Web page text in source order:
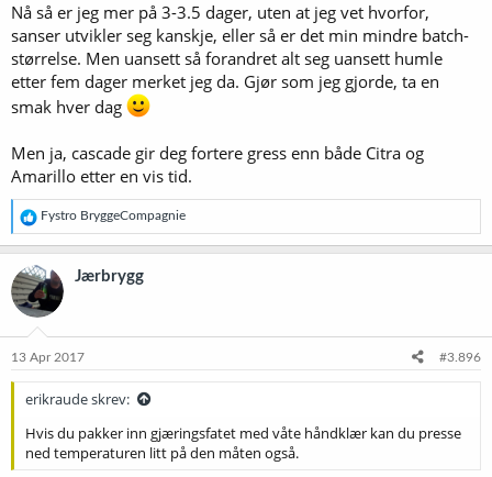
Nå så er jeg mer på 3-3.5 dager, uten at jeg vet hvorfor,
sanser utvikler seg kanskje, eller så er det min mindre batch-
størrelse. Men uansett så forandret alt seg uansett humle
etter fem dager merket jeg da. Gjør som jeg gjorde, ta en
smak hver dag
Men ja, cascade gir deg fortere gress enn både Citra og
Amarillo etter en vis tid.
R
e
a
k
s
j
o
e
Fystro BryggeCompagnie
Jærbrygg
13 Apr 2017 #3.896
erikraude skrev:
Hvis du pakker inn gjæringsfatet med våte håndklær kan du presse
ned temperaturen litt på den måten også.